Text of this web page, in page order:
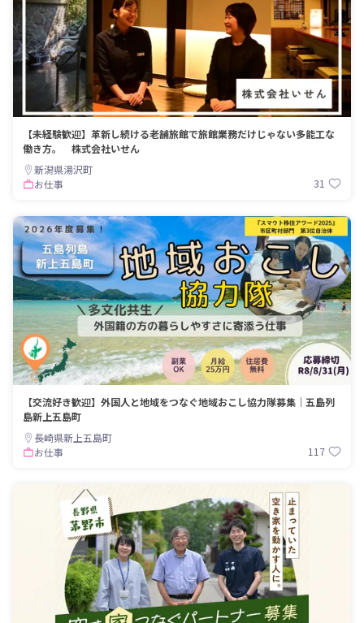
【未経験歓迎】革新し続ける老舗旅館で旅館業務だけじゃない多能工な
働き方。 株式会社いせん
新潟県湯沢町
お仕事
31
【交流好き歓迎】外国人と地域をつなぐ地域おこし協力隊募集｜五島列
島新上五島町
長崎県新上五島町
お仕事
117